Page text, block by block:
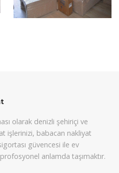
olarak denizli şehiriçi ve
işlerinizi, babacan nakliyat
güvencesi ile ev
profosyonel anlamda taşımaktır.